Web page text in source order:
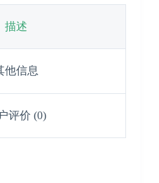
描述
他信息
评价 (0)